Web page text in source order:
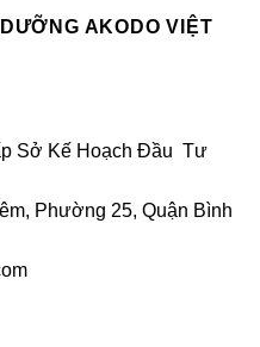
AKODO VIỆT
Sở Kế Hoạch Đầu Tư
Phường 25, Quận Bình